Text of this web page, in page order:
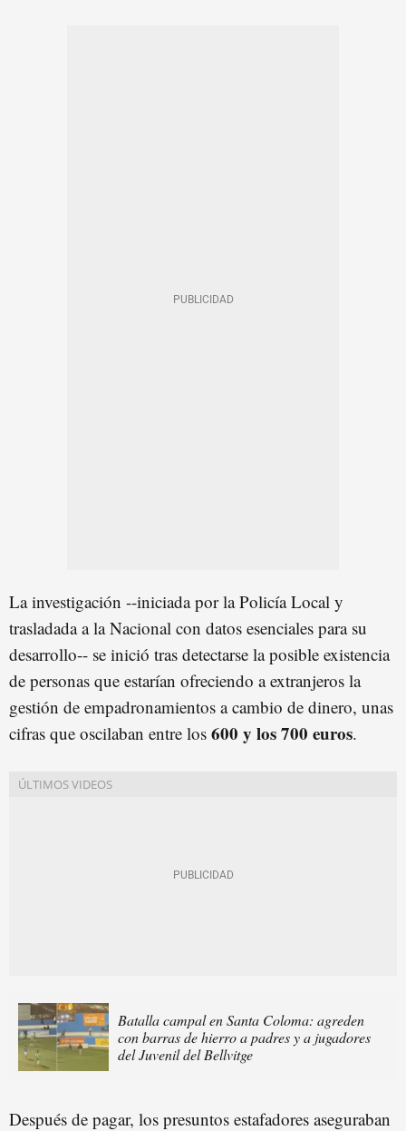
La investigación --iniciada por la Policía Local y
trasladada a la Nacional con datos esenciales para su
desarrollo-- se inició tras detectarse la posible existencia
de personas que estarían ofreciendo a extranjeros la
gestión de empadronamientos a cambio de dinero, unas
cifras que oscilaban entre los 600 y los 700 euros.
Batalla campal en Santa Coloma: agreden
con barras de hierro a padres y a jugadores
del Juvenil del Bellvitge
Después de pagar, los presuntos estafadores aseguraban